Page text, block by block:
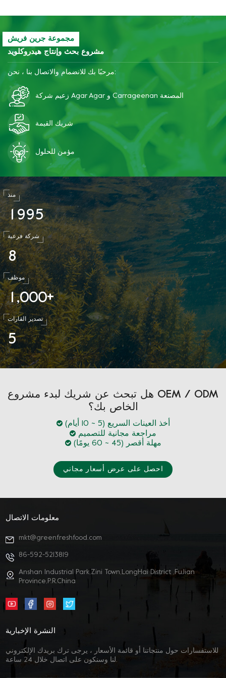
مجموعة جرين فريش
مشروع بحث وإنتاج هيدروكلويد
مرحبًا بك للانضمام والاتصال بنا ، نحن:
زعيم شركة Agar Agar و Carrageenan المصنعة
شريك القيمة
مؤمن للحلول
منذ
1 995
شركة فرعية
8
موظف
1 ,000+
تصدير القارات
5
هل تبحث عن شريك لبدء مشروع OEM / ODM
الخاص بك؟
أخذ العينات السريع (5 ~ 10 أيام)
مراجعة مجانية للتصميم
مهلة أقصر (45 ~ 60 يومًا)
احصل على عرض أسعار مجاني
معلومات الاتصال
mkt@greenfreshfood.com
86-592-5213819
Anshan Industrial Park,Zini Town,LongHai District ,FuJian
Province,P.R.China
النشرة الإخبارية
للاستفسارات حول منتجاتنا أو قائمة الأسعار ، يرجى ترك بريدك الإلكتروني
لنا وسنكون على اتصال خلال 24 ساعة.